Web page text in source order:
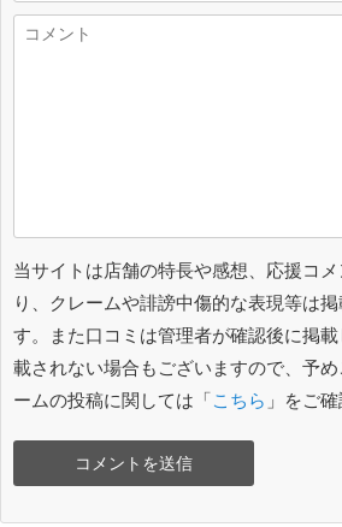
当サイトは店舗の特長や感想、応援コ
り、クレームや誹謗中傷的な表現等は
す。また口コミは管理者が確認後に掲
載されない場合もございますので、予
ームの投稿に関しては「こちら 」をご確